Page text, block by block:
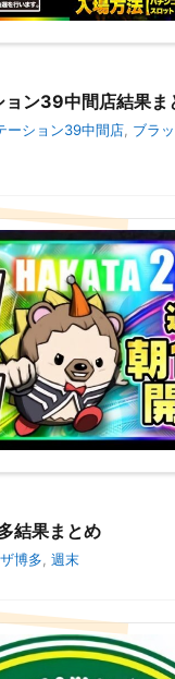
ン39中間店結果ま
ーション39中間店, ブラ
結果まとめ
博多 週末